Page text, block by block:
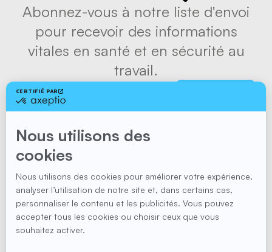
Abonnez-vous à notre liste d'envoi
pour recevoir des informations
vitales en santé et en sécurité au
travail.